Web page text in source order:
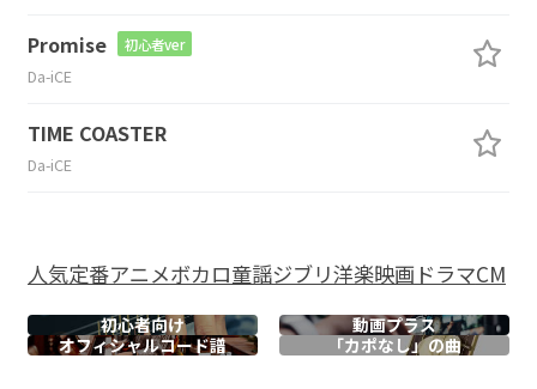
Promise 初心者ver
Da-iCE
TIME COASTER
Da-iCE
人気定番アニメボカロ童謡ジブリ洋楽映画ドラマCM
初心者向け
動画プラス
オフィシャルコード譜 「カポなし」の曲